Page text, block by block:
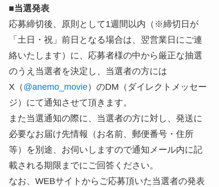
■当選発表
応募締切後、原則として1週間以内（※締切日が
「土日・祝」前日となる場合は、翌営業日にご連
絡いたします）に、応募者様の中から厳正な抽選
のうえ当選者を決定し、当選者の方には
X（ @anemo_movie）のDM（ダイレクトメッセー
ジ）にて通知させて頂きます。
また当選通知の際に、当選者の方に対し、発送に
必要なお届け先情報（お名前、郵便番号・住所
等）を別途、お伺いしますので通知メール内に記
載される期限までにご回答ください。
なお、WEBサイトからご応募頂いた当選者の発表